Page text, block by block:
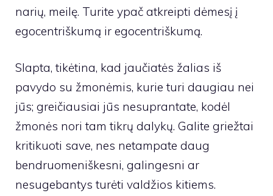
narių, meilę. Turite ypač atkreipti dėmesį į
egocentriškumą ir egocentriškumą.
Slapta, tikėtina, kad jaučiatės žalias iš
pavydo su žmonėmis, kurie turi daugiau nei
jūs; greičiausiai jūs nesuprantate, kodėl
žmonės nori tam tikrų dalykų. Galite griežtai
kritikuoti save, nes netampate daug
bendruomeniškesni, galingesni ar
nesugebantys turėti valdžios kitiems.